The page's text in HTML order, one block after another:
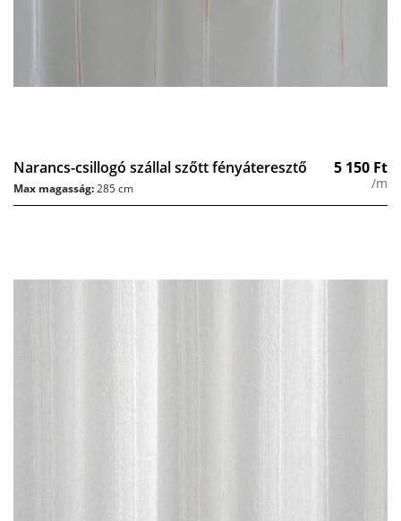
Narancs-csillogó szállal szőtt fényáteresztő 5 150 Ft
/m
Max magasság:285 cm